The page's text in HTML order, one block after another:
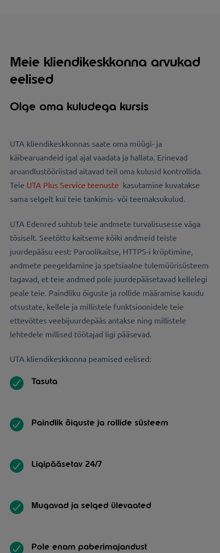
Meie kliendikeskkonna arvukad
eelised
Olge oma kuludega kursis
UTA kliendikeskkonnas saate oma müügi- ja
käibearuandeid igal ajal vaadata ja hallata. Erinevad
aruandlustööriistad aitavad teil oma kulusid kontrollida.
Teie UTA Plus Service teenuste kasutamine kuvatakse
sama selgelt kui teie tankimis- või teemaksukulud.
UTA Edenred suhtub teie andmete turvalisusesse väga
tõsiselt. Seetõttu kaitseme kõiki andmeid teiste
juurdepääsu eest: Paroolikaitse, HTTPS-i krüptimine,
andmete peegeldamine ja spetsiaalne tulemüürisüsteem
tagavad, et teie andmed pole juurdepääsetavad kellelegi
peale teie. Paindliku õiguste ja rollide määramise kaudu
otsustate, kellele ja millistele funktsioonidele teie
ettevõttes veebijuurdepääs antakse ning millistele
lehtedele millised töötajad ligi pääsevad.
UTA kliendikeskkonna peamised eelised:
Tasuta
Paindlik õiguste ja rollide süsteem
Ligipääsetav 24/7
Mugavad ja selged ülevaated
Pole enam paberimajandust